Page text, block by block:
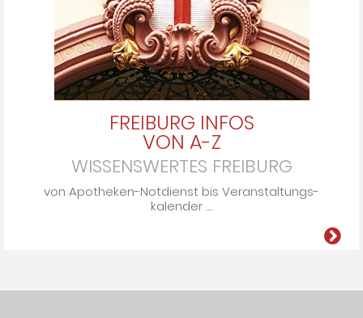
FREIBURG INFOS
VON A-Z
WISSENSWERTES FREIBURG
von Apo­the­ken-Not­dienst bis Ver­an­stal­tungs­
ka­len­der ....